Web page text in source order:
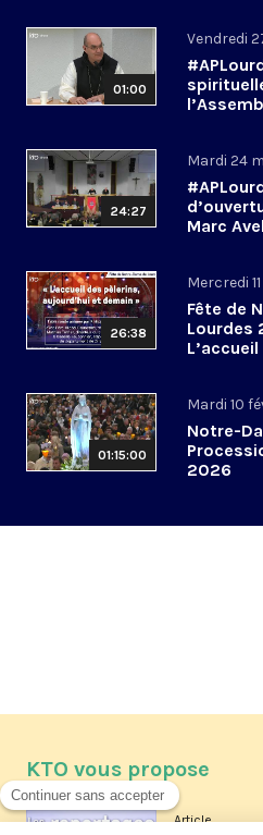
01:00
Vendredi
24:27
Mardi 24
Marc
26:38
Mercredi
Fête de
Lourdes
01:15:00
Mardi 10
Notre-
2026
KTO vous propose
Article